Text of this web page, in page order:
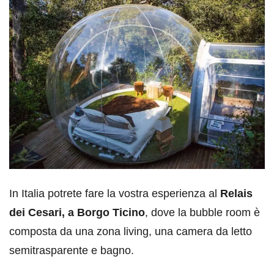
In Italia potrete fare la vostra esperienza al Relais
dei Cesari, a Borgo Ticino, dove la bubble room è
composta da una zona living, una camera da letto
semitrasparente e bagno.